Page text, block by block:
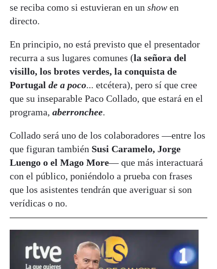
se reciba como si estuvieran en un show en
directo.
En principio, no está previsto que el presentador
recurra a sus lugares comunes (la señora del
visillo, los brotes verdes, la conquista de
Portugal de a poco... etcétera), pero sí que cree
que su inseparable Paco Collado, que estará en el
programa, aberronchee.
Collado será uno de los colaboradores —entre los
que figuran también Susi Caramelo, Jorge
Luengo o el Mago More— que más interactuará
con el público, poniéndolo a prueba con frases
que los asistentes tendrán que averiguar si son
verídicas o no.